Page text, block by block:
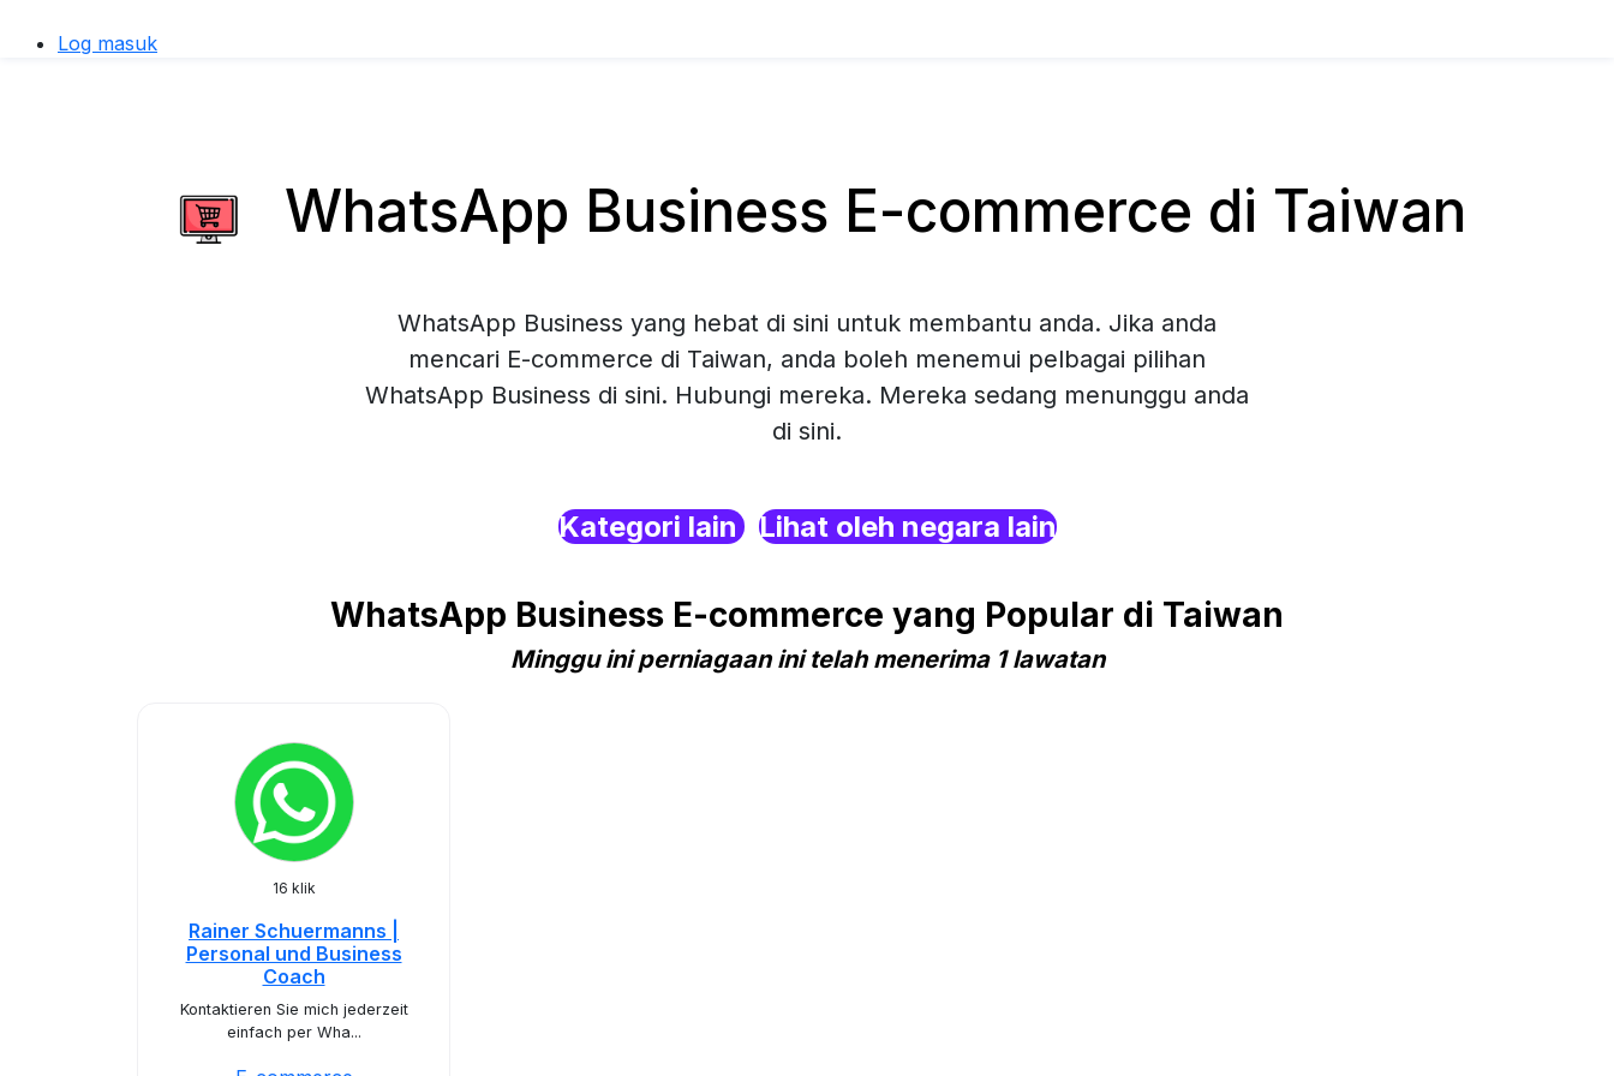
Log masuk
WhatsApp Business E-commerce di Taiwan
WhatsApp Business yang hebat di sini untuk membantu anda. Jika anda
mencari E-commerce di Taiwan, anda boleh menemui pelbagai pilihan
WhatsApp Business di sini. Hubungi mereka. Mereka sedang menunggu anda
di sini.
Kategori lain Lihat oleh negara lain
WhatsApp Business E-commerce yang Popular di Taiwan
Minggu ini perniagaan ini telah menerima 1 lawatan
16 klik
Rainer Schuermanns |
Personal und Business
Coach
Kontaktieren Sie mich jederzeit
einfach per Wha...